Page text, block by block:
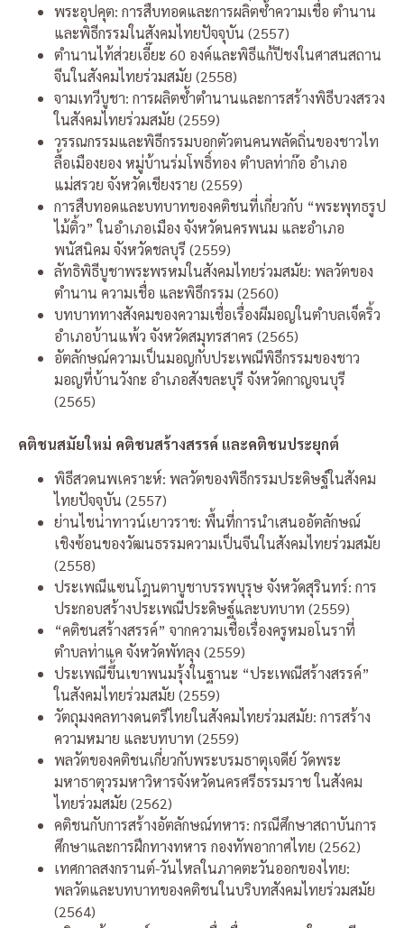
พระอุปคุต: การสืบทอดและการผลิตซ้ำความเชื่อ ตำนาน
และพิธีกรรมในสังคมไทยปัจจุบัน (2557)
ตำนานไท้ส่วยเอี๊ยะ 60 องค์และพิธีแก้ปีชงในศาสนสถาน
จีนในสังคมไทยร่วมสมัย (2558)
จามเทวีบูชา: การผลิตซ้ำตำนานและการสร้างพิธีบวงสรวง
ในสังคมไทยร่วมสมัย (2559)
วรรณกรรมและพิธีกรรมบอกตัวตนคนพลัดถิ่นของชาวไท
ลื้อเมืองยอง หมู่บ้านร่มโพธิ์ทอง ตำบลท่าก๊อ อำเภอ
แม่สรวย จังหวัดเชียงราย (2559)
การสืบทอดและบทบาทของคติชนที่เกี่ยวกับ “พระพุทธรูป
ไม้ติ้ว” ในอำเภอเมือง จังหวัดนครพนม และอำเภอ
พนัสนิคม จังหวัดชลบุรี (2559)
ลัทธิพิธีบูชาพระพรหมในสังคมไทยร่วมสมัย: พลวัตของ
ตำนาน ความเชื่อ และพิธีกรรม (2560)
บทบาททางสังคมของความเชื่อเรื่องผีมอญในตำบลเจ็ดริ้ว
อำเภอบ้านแพ้ว จังหวัดสมุทรสาคร (2565)
อัตลักษณ์ความเป็นมอญกับประเพณีพิธีกรรมของชาว
มอญที่บ้านวังกะ อำเภอสังขละบุรี จังหวัดกาญจนบุรี
(2565)
คติชนสมัยใหม่ คติชนสร้างสรรค์ และคติชนประยุกต์
พิธีสวดนพเคราะห์: พลวัตของพิธีกรรมประดิษฐ์ในสังคม
ไทยปัจจุบัน (2557)
ย่านไชน่าทาวน์เยาวราช: พื้นที่การนำเสนออัตลักษณ์
เชิงซ้อนของวัฒนธรรมความเป็นจีนในสังคมไทยร่วมสมัย
(2558)
ประเพณีแซนโฎนตาบูชาบรรพบุรุษ จังหวัดสุรินทร์: การ
ประกอบสร้างประเพณีประดิษฐ์และบทบาท (2559)
“คติชนสร้างสรรค์” จากความเชื่อเรื่องครูหมอโนราที่
ตำบลท่าแค จังหวัดพัทลุง (2559)
ประเพณีขึ้นเขาพนมรุ้งในฐานะ “ประเพณีสร้างสรรค์”
ในสังคมไทยร่วมสมัย (2559)
วัตถุมงคลทางดนตรีไทยในสังคมไทยร่วมสมัย: การสร้าง
ความหมาย และบทบาท (2559)
พลวัตของคติชนเกี่ยวกับพระบรมธาตุเจดีย์ วัดพระ
มหาธาตุวรมหาวิหารจังหวัดนครศรีธรรมราช ในสังคม
ไทยร่วมสมัย (2562)
คติชนกับการสร้างอัตลักษณ์ทหาร: กรณีศึกษาสถาบันการ
ศึกษาและการฝึกทางทหาร กองทัพอากาศไทย (2562)
เทศกาลสงกรานต์-วันไหลในภาคตะวันออกของไทย:
พลวัตและบทบาทของคติชนในบริบทสังคมไทยร่วมสมัย
(2564)